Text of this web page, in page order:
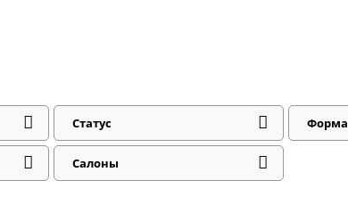
Статус Форма
Салоны